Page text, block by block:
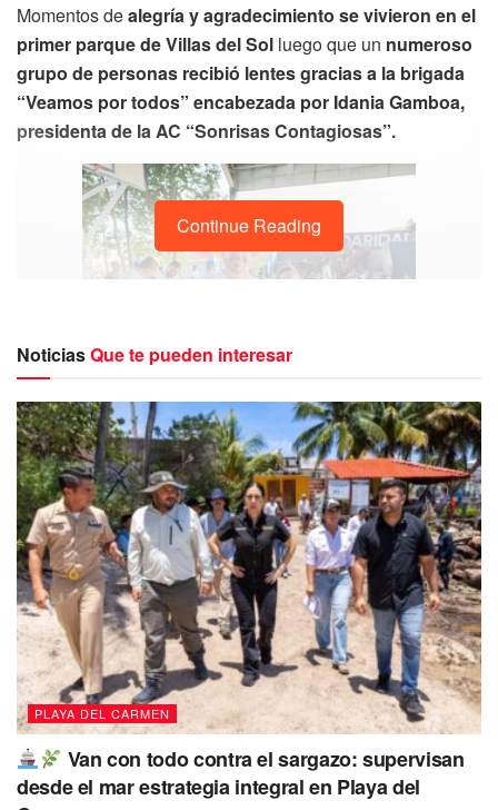
Momentos dealegría y agradecimiento se vivieron en el
primer parque de Villas del Sol luego que un numeroso
grupo de personas recibió lentes gracias a la brigada
“Veamos por todos” encabezada por Idania Gamboa,
presidenta de la AC “Sonrisas Contagiosas”.
La tarde de este jueves el síndico de Solidaridad,Adrián
Pérez y la presidenta de la AC Sonrisas Contagiosas,
Idania Gamboa, llevaron a cabo una exitosa jornada en el
primer parque de Villas del Sol con la brigada “Veamos
por Todos”.
Continue Reading
NoticiasQue te pueden interesar
PLAYA DEL CARMEN
Van con todo contra el sargazo: supervisan
desde el mar estrategia integral en Playa del